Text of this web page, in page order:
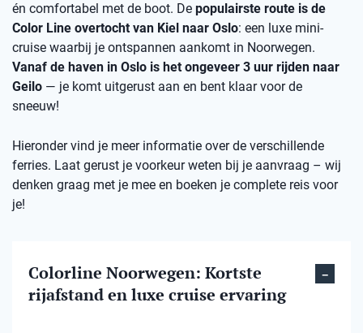
én comfortabel met de boot. De populairste route is de
Color Line overtocht van Kiel naar Oslo: een luxe mini-
cruise waarbij je ontspannen aankomt in Noorwegen.
Vanaf de haven in Oslo is het ongeveer 3 uur rijden naar
Geilo — je komt uitgerust aan en bent klaar voor de
sneeuw!
Hieronder vind je meer informatie over de verschillende
ferries. Laat gerust je voorkeur weten bij je aanvraag – wij
denken graag met je mee en boeken je complete reis voor
je!
Colorline Noorwegen: Kortste
rijafstand en luxe cruise ervaring